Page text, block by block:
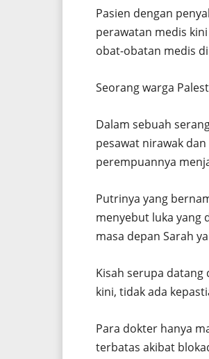
Pasien dengan
perawatan medis
obat-obatan medis
Seorang warga
Dalam sebuah
pesawat nirawak
perempuannya
Putrinya yang
menyebut luka yang
masa depan Sarah
Kisah serupa
kini, tidak ada
Para dokter hanya
terbatas akibat